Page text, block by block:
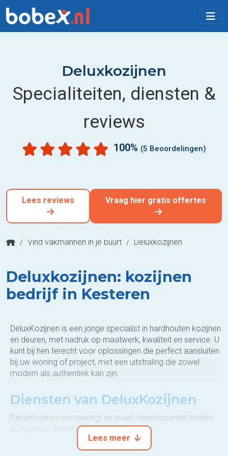
Deluxkozijnen
Specialiteiten, diensten &
reviews
100% (5 Beoordelingen)
Lees reviews Vraag hier gratis offertes
/ Vind vakmannen in je buurt / Deluxkozijnen
Deluxkozijnen: kozijnen
bedrijf in Kesteren
DeluxKozijnen is een jonge specialist in hardhouten kozijnen
en deuren, met nadruk op maatwerk, kwaliteit en service. U
kunt bij hen terecht voor oplossingen die perfect aansluiten
bij uw woning of project, met een uitstraling die zowel
modern als authentiek kan zijn.
Diensten van DeluxKozijnen
DeluxKozijnen vervaardigt en levert uiteenlopende houten
kozijnen en deuren, zoals:
Houten raamkozijnen (draai-, draai-kiep- en
Lees meer